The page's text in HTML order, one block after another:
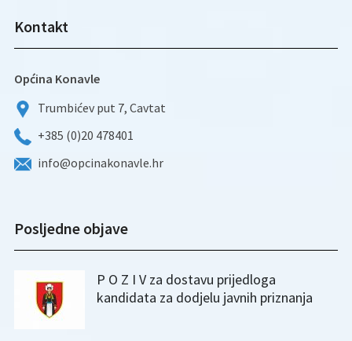
Kontakt
Općina Konavle
Trumbićev put 7, Cavtat
+385 (0)20 478401
info@opcinakonavle.hr
Posljedne objave
P O Z I V za dostavu prijedloga
kandidata za dodjelu javnih priznanja